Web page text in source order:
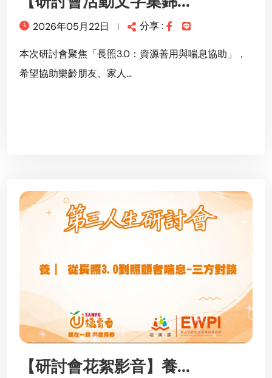
2026年05月22日 分享 :
本次研討會聚焦「長照3.0：資源善用與喘息協助」，
希望協助樂齡朋友、家人...
【研討會花絮影音】養...